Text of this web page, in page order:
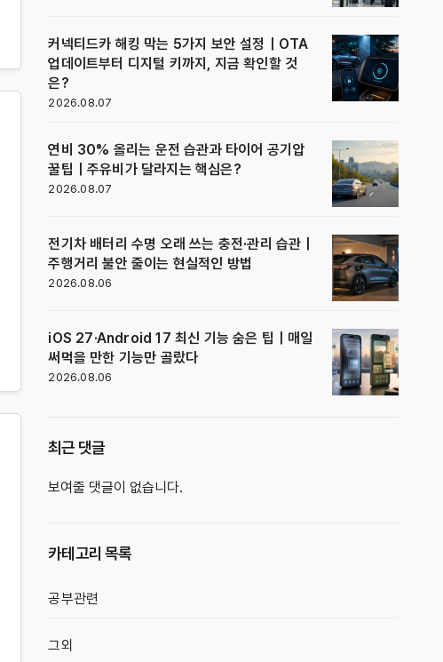
커넥티드카 해킹 막는 5가지 보안 설정｜OTA
업데이트부터 디지털 키까지, 지금 확인할 것
은?
2026.08.07
연비 30% 올리는 운전 습관과 타이어 공기압
꿀팁｜주유비가 달라지는 핵심은?
2026.08.07
전기차 배터리 수명 오래 쓰는 충전·관리 습관｜
주행거리 불안 줄이는 현실적인 방법
2026.08.06
iOS 27·Android 17 최신 기능 숨은 팁｜매일
써먹을 만한 기능만 골랐다
2026.08.06
최근 댓글
보여줄 댓글이 없습니다.
카테고리 목록
공부관련
그외